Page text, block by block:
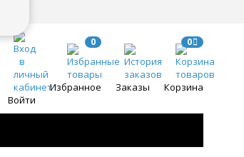
Войти
0
Избранное Заказы
0
Корзина